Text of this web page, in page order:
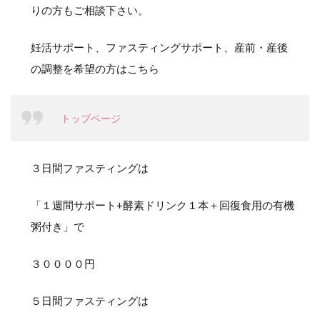
りの方もご相談下さい。
妊活サポート、ファスティングサポート、産前・産後
の調整を希望の方はこちら
トップページ
３日間ファスティングは
「１週間サポート+酵素ドリンク１本＋回復食用の有機
粥付き」で
３００００円
５日間ファスティングは